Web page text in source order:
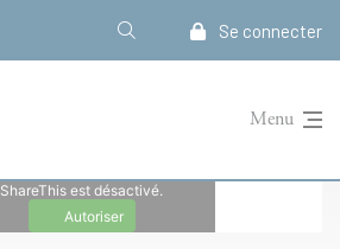
Se connecter
Menu
ShareThis est désactivé.
Autoriser